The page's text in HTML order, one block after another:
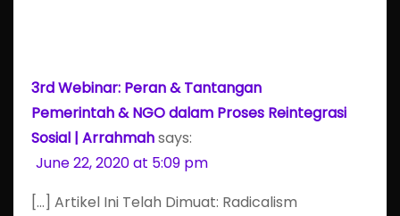
3rd Webinar: Peran & Tantangan
Pemerintah & NGO dalam Proses Reintegrasi
Sosial | Arrahmahsays:
June 22, 2020 at 5:09 pm
[…] Artikel Ini Telah Dimuat: Radicalism